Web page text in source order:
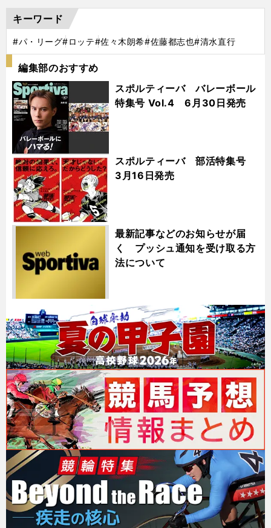
キーワード
#パ・リーグ#ロッテ#佐々木朗希#佐藤都志也#清水直行
編集部のおすすめ
スポルティーバ バレーボール
特集号 Vol.4 6月30日発売
スポルティーバ 部活特集号
3月16日発売
最新記事などのお知らせが届
く プッシュ通知を受け取る方
法について